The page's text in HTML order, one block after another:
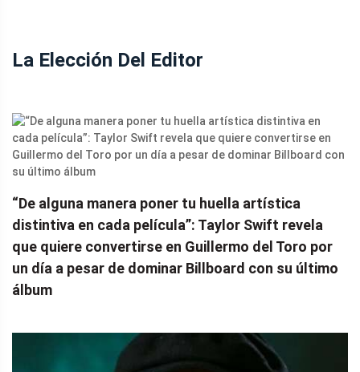
La Elección Del Editor
“De alguna manera poner tu huella artística
distintiva en cada película”: Taylor Swift revela
que quiere convertirse en Guillermo del Toro por
un día a pesar de dominar Billboard con su último
álbum